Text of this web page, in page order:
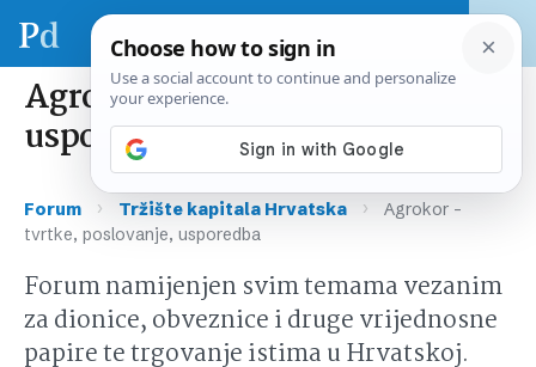
Agrokor – tvrtke, poslovanje,
usporedba
Forum › Tržište kapitala Hrvatska ›
Agrokor –
tvrtke, poslovanje, usporedba
Forum namijenjen svim temama vezanim
za dionice, obveznice i druge vrijednosne
papire te trgovanje istima u Hrvatskoj.